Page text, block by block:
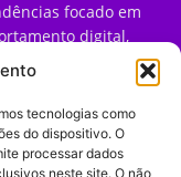
tecnologias como
do dispositivo. O
processar dados
neste site. O não
focado em
digital,
que impactam a
internet no Brasil.